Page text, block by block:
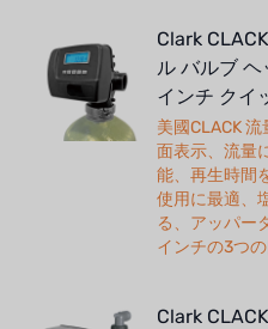
Clark
ル バルブ
インチ クイ
美國CLACK
面表示、流量
能、再生時間
使用に最適、
る、アッパー
インチの3つの
Clark